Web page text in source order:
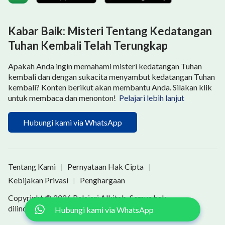
saudara itu mengirim beberapa video ke dalam
obrolan grup. Aku memutar video-video itu dan
melihat beberapa laporan penelitian dan komentar
oleh para sarjana studi agama dari Barat. Mereka
menyelidiki tuduhan PKT terhadap Gereja Tuhan
Yang Mahakuasa, dan mereka membuktikan bahwa
banyak berita negatif di internet tentang Gereja
juga mengungkapkan bahwa berita palsu yang dibuat-
buat oleh PKT yang memfitnah dan mengutuk Gereja
Tuhan Yang Mahakuasa bertujuan untuk menekan
keyakinan agama. Baru seusai menonton video-video
Kabar Baik: Misteri Tentang Kedatangan
Tuhan Kembali Telah Terungkap
Apakah Anda ingin memahami misteri kedatangan Tuhan
kembali dan dengan sukacita menyambut kedatangan Tuhan
kembali? Konten berikut akan membantu Anda. Silakan klik
untuk membaca dan menonton! Pelajari lebih lanjut
Hubungi kami via WhatsApp
Tentang Kami | Pernyataan Hak Cipta |
Kebijakan Privasi |
Penghargaan
Copyright © 2026Pelajari Alkitab. Semua hak
dilindungi undang-undang.Hubungi kami via WhatsApp